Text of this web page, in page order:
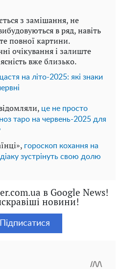
з замішання, не
в ряд, навіть
повної картини.
очікування і залиште
вже близько.
на літо-2025: які знаки
це не просто
таро на червень-2025 для
гороскоп кохання на
зустрінуть свою долю
в Google News!
новини!
Підписатися